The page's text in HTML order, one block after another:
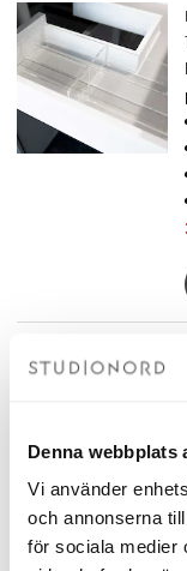
Denna webbplats
Vi använder
och annonserna
för sociala medier